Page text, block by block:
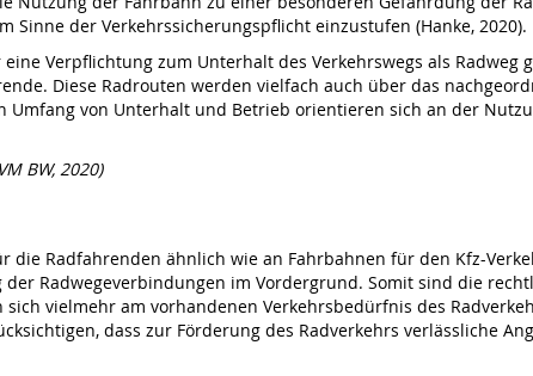
der Verkehrssicherungspflicht einzustufen (Hanke, 2020).
Verpflichtung zum Unterhalt des Verkehrswegs als Radweg
Diese Radrouten werden vielfach auch über das
von Unterhalt und Betrieb orientieren sich an der
BW, 2020)
Radfahrenden ähnlich wie an Fahrbahnen für den Kfz-
Radwegeverbindungen im Vordergrund. Somit sind die
vielmehr am vorhandenen Verkehrsbedürfnis des
dass zur Förderung des Radverkehrs verlässliche